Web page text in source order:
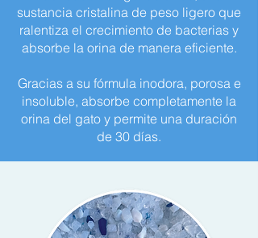
sustancia cristalina de peso ligero que
ralentiza el crecimiento de bacterias y
absorbe la orina de manera eficiente.
Gracias a su fórmula inodora, porosa e
insoluble, absorbe completamente la
orina del gato y permite una duración
de 30 días.